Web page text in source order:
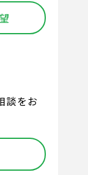
談をお